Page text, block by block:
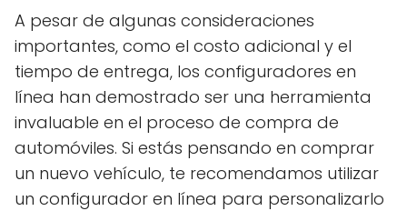
A pesar de algunas consideraciones
importantes, como el costo adicional y el
tiempo de entrega, los configuradores en
línea han demostrado ser una herramienta
invaluable en el proceso de compra de
automóviles. Si estás pensando en comprar
un nuevo vehículo, te recomendamos utilizar
un configurador en línea para personalizarlo